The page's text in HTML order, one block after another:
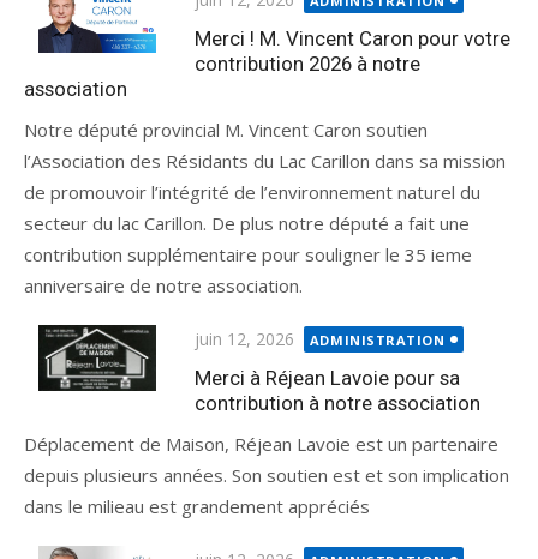
Merci ! M. Vincent Caron pour votre
contribution 2026 à notre
association
Notre député provincial M. Vincent Caron soutien
l’Association des Résidants du Lac Carillon dans sa mission
de promouvoir l’intégrité de l’environnement naturel du
secteur du lac Carillon. De plus notre député a fait une
contribution supplémentaire pour souligner le 35 ieme
anniversaire de notre association.
juin 12, 2026 ADMINISTRATION
Merci à Réjean Lavoie pour sa
contribution à notre association
Déplacement de Maison, Réjean Lavoie est un partenaire
depuis plusieurs années. Son soutien est et son implication
dans le milieau est grandement appréciés